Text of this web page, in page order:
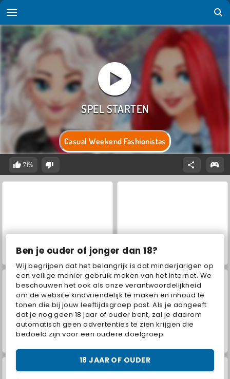
Ben je ouder of jonger dan 18?
Wij begrijpen dat het belangrijk is dat minderjarigen op
een veilige manier gebruik maken van het internet. We
beschouwen het ook als onze verantwoordelijkheid
om de website kindvriendelijk te maken en inhoud te
tonen die bij jouw leeftijdsgroep past. Als je aangeeft
dat je nog geen 18 jaar of ouder bent, zal je daarom
automatisch geen advertenties te zien krijgen die
bedoeld zijn voor een oudere doelgroep.
18 JAAR OF OUDER
Casual Weekend Fashionistas
71%
ASMR Makeover & Makeup Studio Extreme Makeover